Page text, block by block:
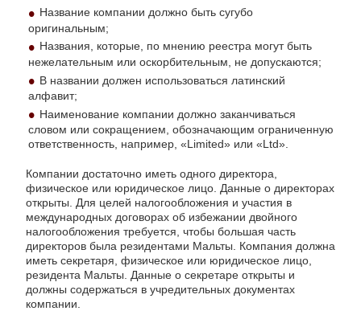
Название компании должно быть сугубо
оригинальным;
Названия, которые, по мнению реестра могут быть
нежелательным или оскорбительным, не допускаются;
В названии должен использоваться латинский
алфавит;
Наименование компании должно заканчиваться
словом или сокращением, обозначающим ограниченную
ответственность, например, «Limited» или «Ltd».
Компании достаточно иметь одного директора,
физическое или юридическое лицо. Данные о директорах
открыты. Для целей налогообложения и участия в
международных договорах об избежании двойного
налогообложения требуется, чтобы большая часть
директоров была резидентами Мальты. Компания должна
иметь секретаря, физическое или юридическое лицо,
резидента Мальты. Данные о секретаре открыты и
должны содержаться в учредительных документах
компании.